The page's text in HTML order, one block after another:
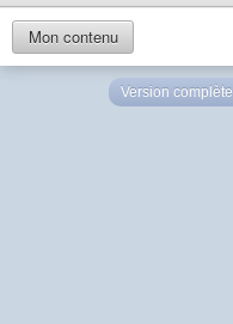
Mon contenu
Version complète